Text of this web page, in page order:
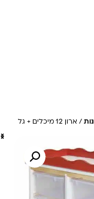
/ ארון 12 מיכלים + גל